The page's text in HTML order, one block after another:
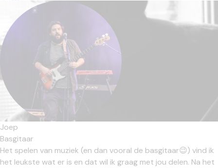
Joep
Basgitaar
Het spelen van muziek (en dan vooral de basgitaar😉) vind ik
het leukste wat er is en dat wil ik graag met jou delen. Na het